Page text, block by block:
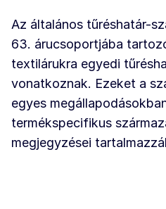
Az általános tűréshatár-
63. árucsoportjába
textilárukra egyedi
vonatkoznak. Ezeket a
egyes
termékspecifikus
megjegyzései